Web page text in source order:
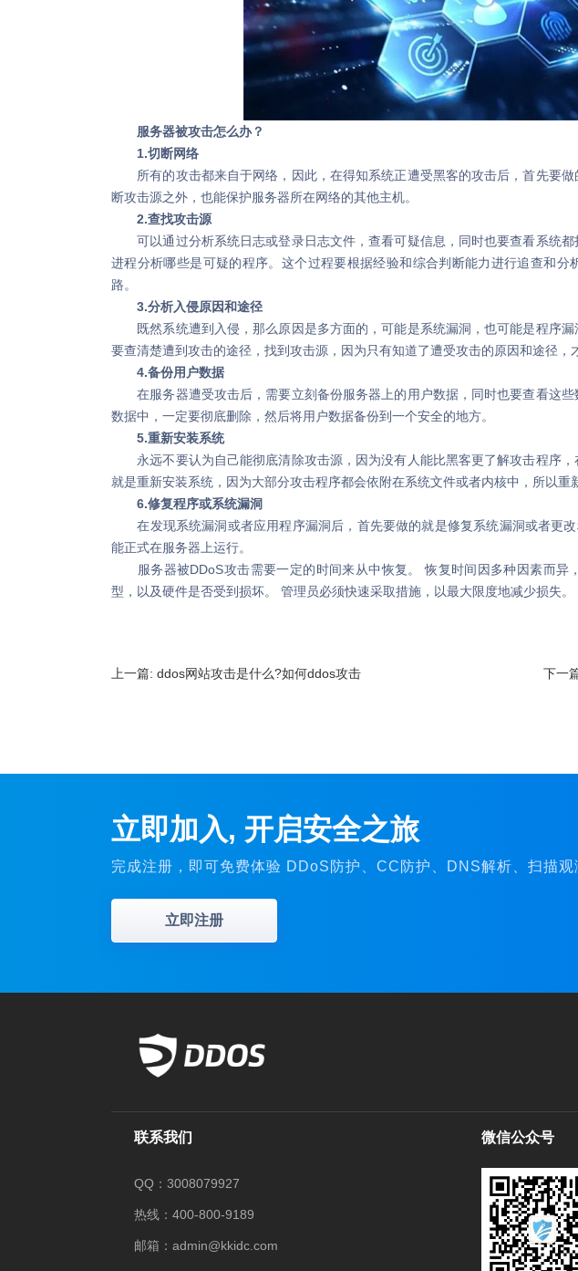
服务器被攻击怎么办？
1.切断网络
所有的攻击都来自于网络，因此，在得知系统正遭受黑客的攻击后，首先要做
断攻击源之外，也能保护服务器所在网络的其他主机。
2.查找攻击源
可以通过分析系统日志或登录日志文件，查看可疑信息，同时也要查看系统都
进程分析哪些是可疑的程序。这个过程要根据经验和综合判断能力进行追查和分
路。
3.分析入侵原因和途径
既然系统遭到入侵，那么原因是多方面的，可能是系统漏洞，也可能是程序漏
要查清楚遭到攻击的途径，找到攻击源，因为只有知道了遭受攻击的原因和途径，
4.备份用户数据
在服务器遭受攻击后，需要立刻备份服务器上的用户数据，同时也要查看这些
数据中，一定要彻底删除，然后将用户数据备份到一个安全的地方。
5.重新安装系统
永远不要认为自己能彻底清除攻击源，因为没有人能比黑客更了解攻击程序，
就是重新安装系统，因为大部分攻击程序都会依附在系统文件或者内核中，所以重
6.修复程序或系统漏洞
在发现系统漏洞或者应用程序漏洞后，首先要做的就是修复系统漏洞或者更
能正式在服务器上运行。
服务器被DDoS攻击需要一定的时间来从中恢复。 恢复时间因多种因素而异
型，以及硬件是否受到损坏。 管理员必须快速采取措施，以最大限度地减少损失。
上一篇: ddos网站攻击是什么?如何ddos攻击 下一
立即加入, 开启安全之旅
完成注册，即可免费体验 DDoS防护、CC防护、DNS解析、扫描观
立即注册
联系我们
QQ：3008079927
热线：400-800-9189
邮箱：admin@kkidc.com
微信公众号